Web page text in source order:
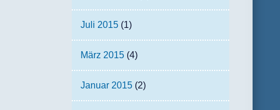
Juli 2015 (1)
März 2015 (4)
Januar 2015 (2)